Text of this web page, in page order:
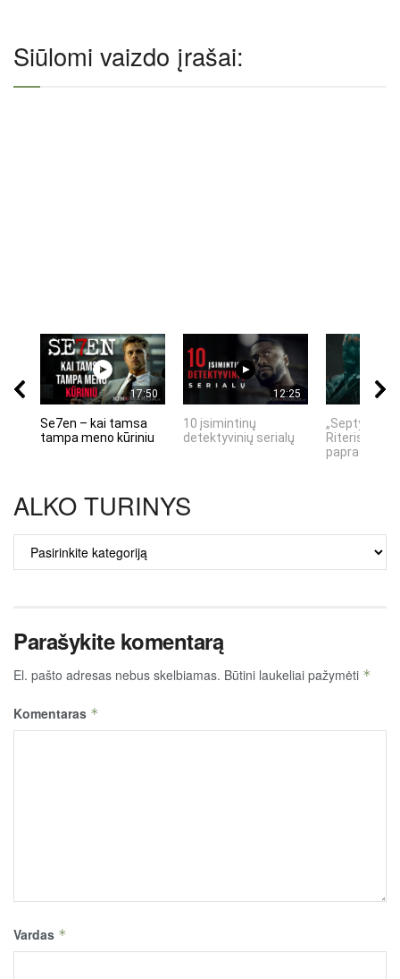
Siūlomi vaizdo įrašai:
17:50
Se7en – kai tamsa
tampa meno kūriniu
12:25
10 įsimintinų
detektyvinių serialų
„Septynių
Riteris" – kai
ALKO TURINYS
TURINYS
Parašykite komentarą
El. pašto adresas nebus skelbiamas. Būtini laukeliai pažymėti *
Komentaras *
Vardas *